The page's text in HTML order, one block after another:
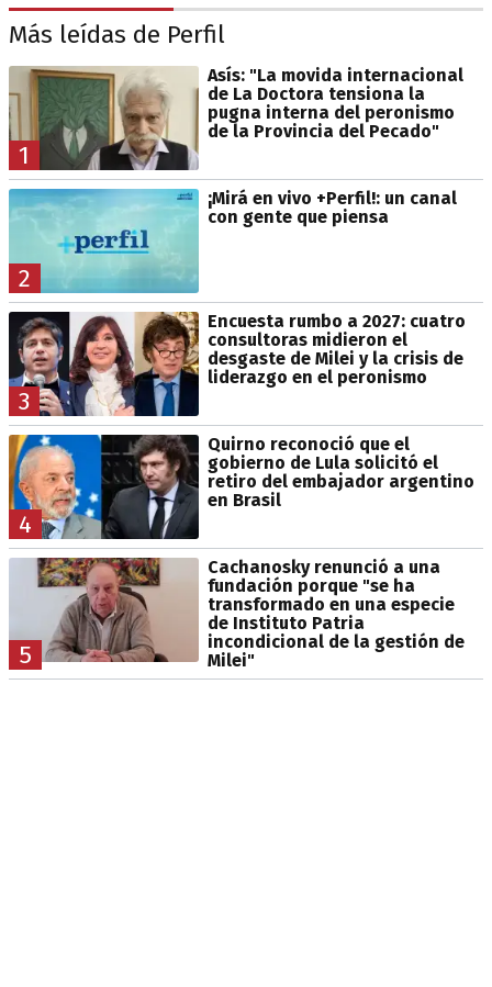
Más leídas de Perfil
1
Asís: "La movida internacional
de La Doctora tensiona la
pugna interna del peronismo
de la Provincia del Pecado"
2
¡Mirá en vivo +Perfil!: un canal
con gente que piensa
3
Encuesta rumbo a 2027: cuatro
consultoras midieron el
desgaste de Milei y la crisis de
liderazgo en el peronismo
4
Quirno reconoció que el
gobierno de Lula solicitó el
retiro del embajador argentino
en Brasil
5
Cachanosky renunció a una
fundación porque "se ha
transformado en una especie
de Instituto Patria
incondicional de la gestión de
Milei"